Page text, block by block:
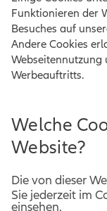
Funktionieren der
Besuches auf
Andere Cookies
Webseitennutzung
Werbeauftritts.
Welche
Website?
Die von dieser
Sie jederzeit im
einsehen.